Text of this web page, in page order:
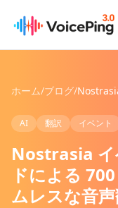
ホーム/ブログ/
AI 翻訳 イベント
Nostrasia イ
ドによる
ムレスな音